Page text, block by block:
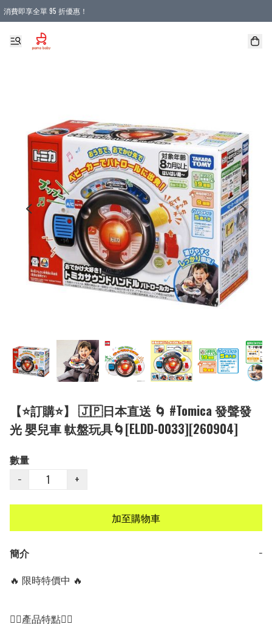
消費即享全單 95 折優惠！
購物滿 HKD 900.00即享免運費優惠！（適用於 本地送貨、本地取貨 )
【⭐訂購⭐】 🇯🇵日本直送 🌀 #Tomica 發聲發
光 嬰兒車 軚盤玩具🌀[ELDD-0033][260904]
數量
−
+
加至購物車
簡介
−
🔥 限時特價中 🔥
👍🏻產品特點👍🏻